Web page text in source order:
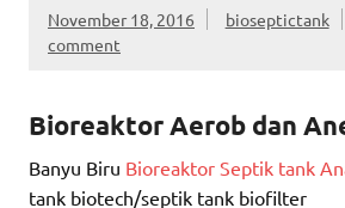
November 18, 2016 bioseptictank
comment
BioreaktorAerob dan
Banyu Biru Bioreaktor Septik tank
tank biotech/septik tank biofilter